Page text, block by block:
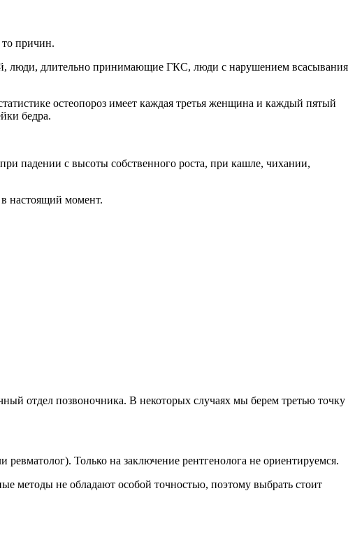
то причин.
люди, длительно принимающие ГКС, люди с нарушением всасывания
остеопороз имеет каждая третья женщина и каждый пятый
бедра.
падении с высоты собственного роста, при кашле, чихании,
в настоящий момент.
отдел позвоночника. В некоторых случаях мы берем третью точку
Только на заключение рентгенолога не ориентируемся.
методы не обладают особой точностью, поэтому выбрать стоит